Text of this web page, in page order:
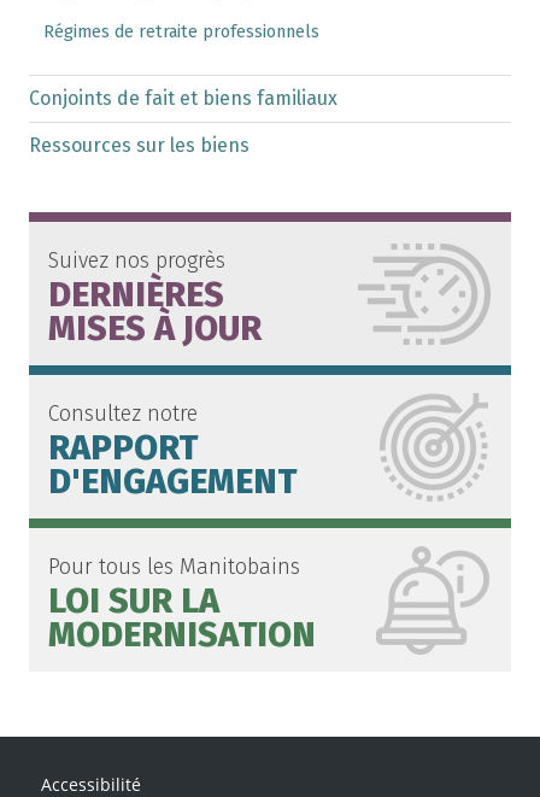
Régimes de retraite professionnels
Conjoints de fait et biens familiaux
Ressources sur les biens
Suivez nos progrès
DERNIÈRES
MISES À JOUR
Consultez notre
RAPPORT
D'ENGAGEMENT
Pour tous les Manitobains
LOI SUR LA
MODERNISATION
Accessibilité